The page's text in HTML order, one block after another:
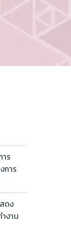
ร
การ
ดง
งาน